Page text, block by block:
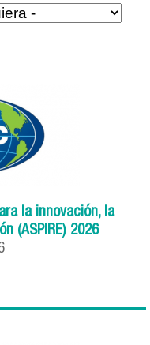
la innovación, la
(ASPIRE) 2026